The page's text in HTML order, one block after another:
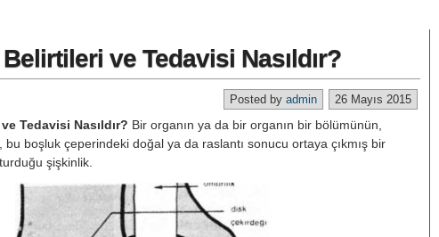
Belirtileri ve Tedavisi Nasıldır?
26 Mayıs 2015
Posted by admin
Tedavisi Nasıldır? Bir organın ya da bir organın bir bölümünün,
bu boşluk çeperindeki doğal ya da raslantı sonucu ortaya çıkmış bir
şişkinlik.